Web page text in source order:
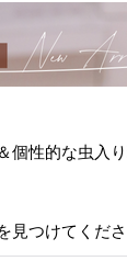
性的な虫入
見つけてくださ